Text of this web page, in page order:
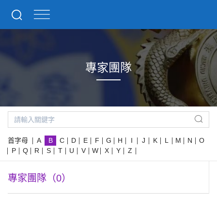
專家團隊
首字母 A B C D E F G H I J K L M N
O
P
Q R S T U V W X Y Z
專家團隊（0）